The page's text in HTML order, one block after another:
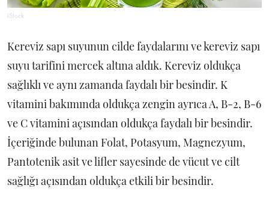
iStock
Kereviz sapı suyunun cilde faydalarını ve kereviz sapı
suyu tarifini mercek altına aldık. Kereviz oldukça
sağlıklı ve aynı zamanda faydalı bir besindir. K
vitamini bakımında oldukça zengin ayrıca A, B-2, B-6
ve C vitamini açısından oldukça faydalı bir besindir.
İçeriğinde bulunan Folat, Potasyum, Magnezyum,
Pantotenik asit ve lifler sayesinde de vücut ve cilt
sağlığı açısından oldukça etkili bir besindir.